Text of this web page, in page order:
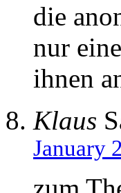
die
nur
ihnen
Klaus
January